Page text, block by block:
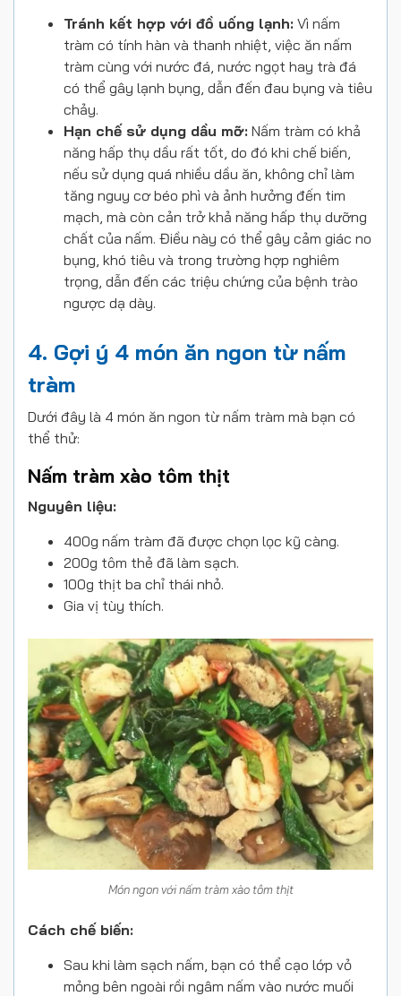
Tránh kết hợp với đồ uống lạnh: Vì nấm
tràm có tính hàn và thanh nhiệt, việc ăn nấm
tràm cùng với nước đá, nước ngọt hay trà đá
có thể gây lạnh bụng, dẫn đến đau bụng và tiêu
chảy.
Hạn chế sử dụng dầu mỡ: Nấm tràm có khả
năng hấp thụ dầu rất tốt, do đó khi chế biến,
nếu sử dụng quá nhiều dầu ăn, không chỉ làm
tăng nguy cơ béo phì và ảnh hưởng đến tim
mạch, mà còn cản trở khả năng hấp thụ dưỡng
chất của nấm. Điều này có thể gây cảm giác no
bụng, khó tiêu và trong trường hợp nghiêm
trọng, dẫn đến các triệu chứng của bệnh trào
ngược dạ dày.
4. Gợi ý 4 món ăn ngon từ nấm
tràm
Dưới đây là 4 món ăn ngon từ nấm tràm mà bạn có
thể thử:
Nấm tràm xào tôm thịt
Nguyên liệu:
400g nấm tràm đã được chọn lọc kỹ càng.
200g tôm thẻ đã làm sạch.
100g thịt ba chỉ thái nhỏ.
Gia vị tùy thích.
Món ngon với nấm tràm xào tôm thịt
Cách chế biến:
Sau khi làm sạch nấm, bạn có thể cạo lớp vỏ
mỏng bên ngoài rồi ngâm nấm vào nước muối